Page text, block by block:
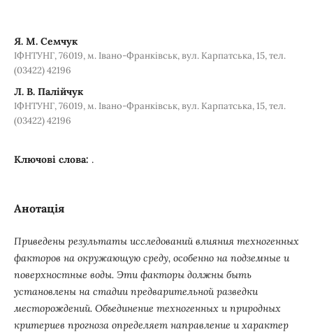
Я. М. Семчук
ІФНТУНГ, 76019, м. Івано-Франківськ, вул. Карпатська, 15, тел.
(03422) 42196
Л. В. Палійчук
ІФНТУНГ, 76019, м. Івано-Франківськ, вул. Карпатська, 15, тел.
(03422) 42196
Ключові слова: .
Анотація
Приведены результаты исследований влияния техногенных
факторов на окружающую среду, особенно на подземные и
поверхностные воды. Эти факторы должны быть
установлены на стадии предварительной разведки
месторождений. Объединение техногенных и природных
критериев прогноза определяет направление и характер